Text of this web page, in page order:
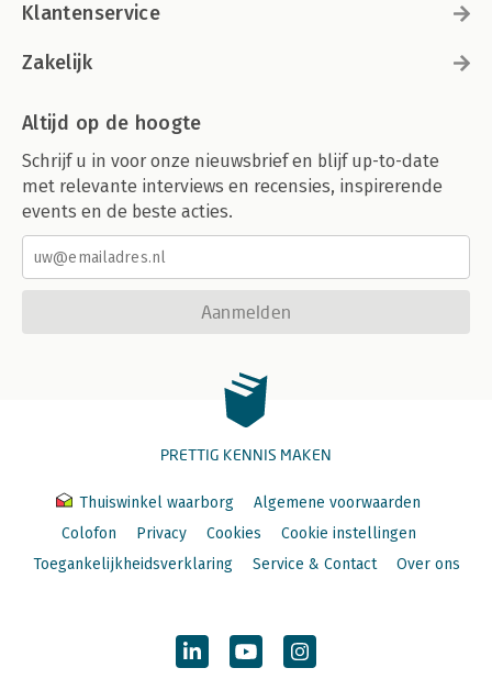
Klantenservice
Zakelijk
Altijd op de hoogte
Schrijf u in voor onze nieuwsbrief en blijf up-to-date
met relevante interviews en recensies, inspirerende
events en de beste acties.
Aanmelden
PRETTIG KENNIS MAKEN
Thuiswinkel waarborg
Algemene voorwaarden
Colofon
Privacy Cookies
Cookie instellingen
Toegankelijkheidsverklaring
Service & Contact Over ons